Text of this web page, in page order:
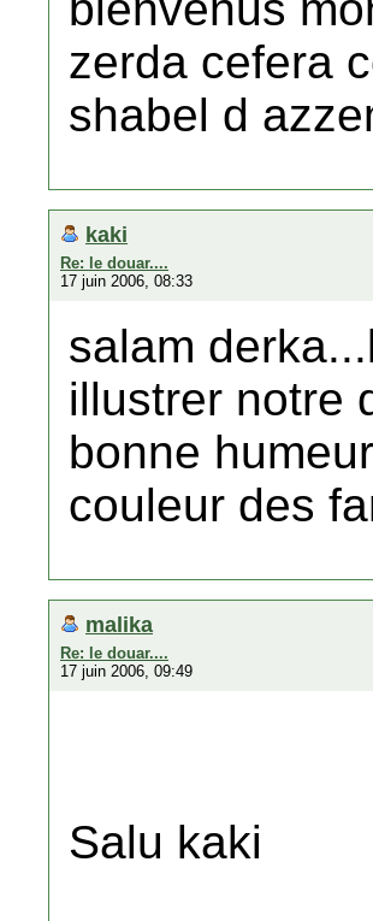
zerda cefera
shabel d
kaki
Re: le douar....
17 juin 2006, 08:33
salam
illustrer notre
bonne
couleur des
malika
Re: le douar....
17 juin 2006, 09:49
Salu kaki